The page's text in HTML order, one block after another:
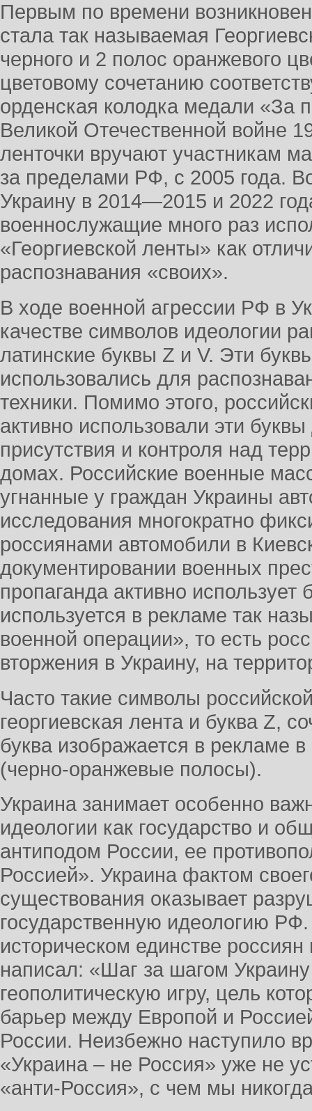
Первым по времени
стала так называемая
черного и 2 полос оранжевого
цветовому сочетанию
орденская колодка медали «За
Великой Отечественной войне
ленточки вручают участникам
за пределами РФ, с 2005 года.
Украину в 2014—2015 и 2022
военнослужащие много раз
«Георгиевской ленты» как
распознавания «своих».
В ходе военной агрессии РФ в
качестве символов идеологии
латинские буквы Z и V. Эти
использовались для
техники. Помимо этого,
активно использовали эти
присутствия и контроля над
домах. Российские военные
угнанные у граждан Украины
исследования многократно
россиянами автомобили в
документировании военных
пропаганда активно использует
используется в рекламе так
военной операции», то есть
вторжения в Украину, на
Часто такие символы
георгиевская лента и буква Z,
буква изображается в рекламе
(черно-оранжевые полосы).
Украина занимает особенно
идеологии как государство и
антиподом России, ее
Россией». Украина фактом
существования оказывает
государственную идеологию
историческом единстве
написал: «Шаг за шагом
геополитическую игру, цель
барьер между Европой и
России. Неизбежно наступило
«Украина – не Россия» уже не
«анти-Россия», с чем мы